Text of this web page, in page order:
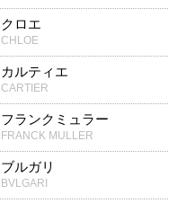
クロエ
CHLOE
カルティエ
CARTIER
フランクミュラー
FRANCK MULLER
ブルガリ
BVLGARI